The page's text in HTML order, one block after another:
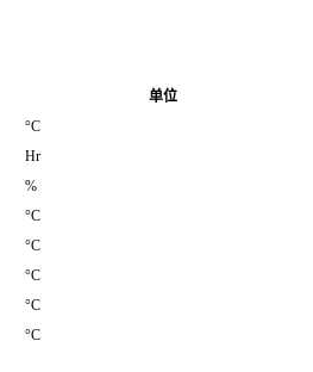
单位
°C
Hr
%
°C
°C
°C
°C
°C